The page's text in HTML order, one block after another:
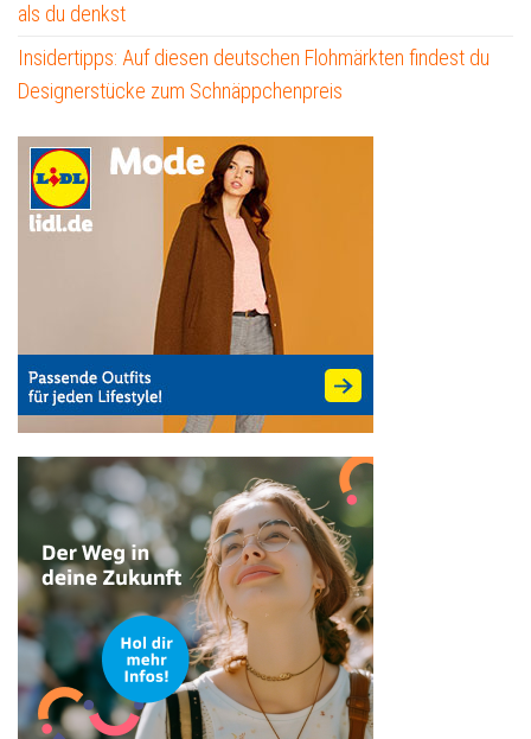
als du denkst
Insidertipps: Auf diesen deutschen Flohmärkten findest du
Designerstücke zum Schnäppchenpreis